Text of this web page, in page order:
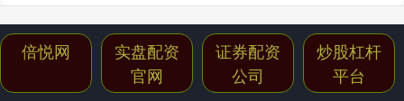
倍悦网
实盘配资
官网
证券配资
公司
炒股杠杆
平台